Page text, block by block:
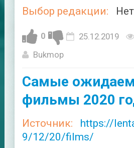
Выбор редакции:
Нет
0 25.12.2019
Bukmop
Самые
фильмы 2020
Источник:
https://
9/12/20/films/